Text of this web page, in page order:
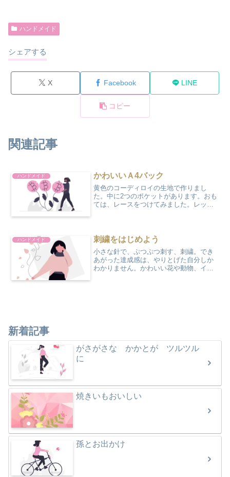
ハンドメイド
シェアする
X Facebook LINE
コピー
関連記事
ハンドメイド かわいいＡ4バック
黄色のコーディロイの生地で作りまし
た。中に2つのポケットがあります。おも
ては、レースをつけてみました。レッス
けます。おもてと、うら、...
ハンドメイド 刺繍をはじめよう
小さな針で、ぷつぷつ刺す、刺繍。でき
あがった達成感は、やりとげた自分しか
わかりません。かわいい花や動物、イニ
新着記事
がさがさな かかとが ツルツル
に
焼きいもおいしい
孫とお出かけ